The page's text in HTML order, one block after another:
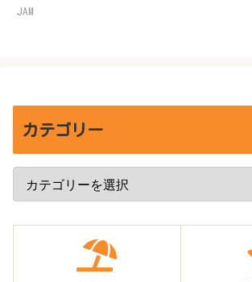
JAM
カテゴリー